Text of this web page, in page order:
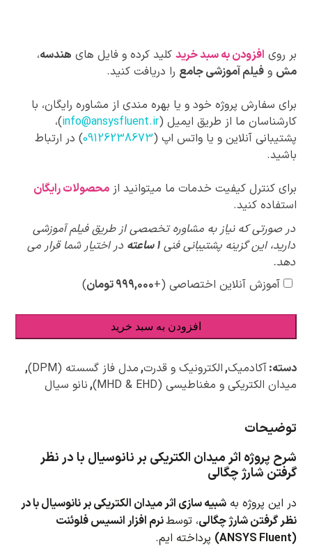
بر روی افزودن به سبد خرید کلید کرده و فایل های هندسه،
مش وفیلم آموزشی جامع را دریافت کنید.
برای سفارش پروژه خود و یا بهره مندی از مشاوره رایگان، با
کارشناسان ما از طریق ایمیل (info@ansysfluent.ir)،
پشتیبانی آنلاین و یا واتس اپ (09126238673) در ارتباط
باشید.
برای کنترل کیفیت خدمات ما میتوانید ازمحصولات رایگان
استفاده کنید.
پیشنهادات
ویژه
در صورتی که نیاز به مشاوره تخصصی از طریق فیلم آموزشی
دارید، این گزینه پشتیبانی فنی1 ساعته
در اختیار شما قرار می
دهد.
آموزش آنلاین اختصاصی (+۹۹۹,۰۰۰تومان)
افزودن به سبد خرید
دسته:آکادمیک,الکترونیک و قدرت,مدل فاز گسسته (DPM)
,
میدان الکتریکی و مغناطیسی (MHD & EHD)
,نانو سیال
توضیحات
شرح پروژه اثر میدان الکتریکی بر نانوسیال با در نظر
گرفتن شارژ چگالی
در این پروژه بهشبیه سازی اثر میدان الکتریکی بر نانوسیال با در
نظر گرفتن شارژ چگالی، توسطنرم افزار انسیس فلوئنت
(ANSYS Fluent)
پرداخته ایم.